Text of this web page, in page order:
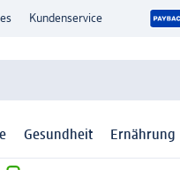
Kundenservice
Gesundheit Ernährung